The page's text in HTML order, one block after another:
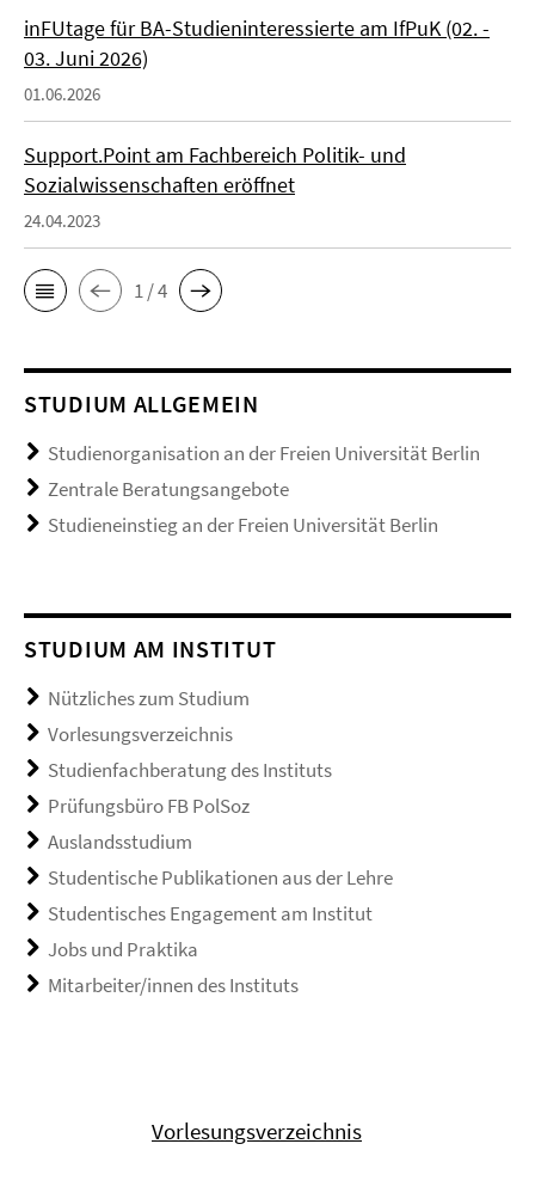
inFUtage für BA-Studieninteressierte am IfPuK (02. -
03. Juni 2026)
01.06.2026
Support.Point am Fachbereich Politik- und
Sozialwissenschaften eröffnet
24.04.2023
1 / 4
STUDIUM ALLGEMEIN
Studienorganisation an der Freien Universität Berlin
Zentrale Beratungsangebote
Studieneinstieg an der Freien Universität Berlin
STUDIUM AM INSTITUT
Nützliches zum Studium
Vorlesungsverzeichnis
Studienfachberatung des Instituts
Prüfungsbüro FB PolSoz
Auslandsstudium
Studentische Publikationen aus der Lehre
Studentisches Engagement am Institut
Jobs und Praktika
Mitarbeiter/innen des Instituts
Vorlesungsverzeichnis